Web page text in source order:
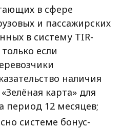
в сфере
и пассажирских
в систему TIR-
если
наличия
карта» для
период 12 месяцев;
системе бонус-